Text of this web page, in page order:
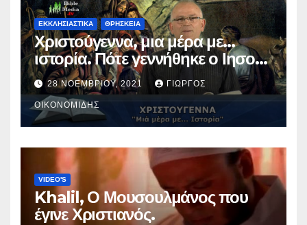
ΕΚΚΛΗΣΙΑΣΤΙΚΑ ΘΡΗΣΚΕΙΑ
Χριστούγεννα, μια μέρα με…
ιστορία. Πότε γεννήθηκε ο Ιησούς
Χριστός; (Βίντεο).
28 ΝΟΕΜΒΡΊΟΥ, 2021 ΓΙΏΡΓΟΣ
ΟΙΚΟΝΟΜΊΔΗΣ
VIDEO'S
Khalil, Ο Μουσουλμάνος που
έγινε Χριστιανός.